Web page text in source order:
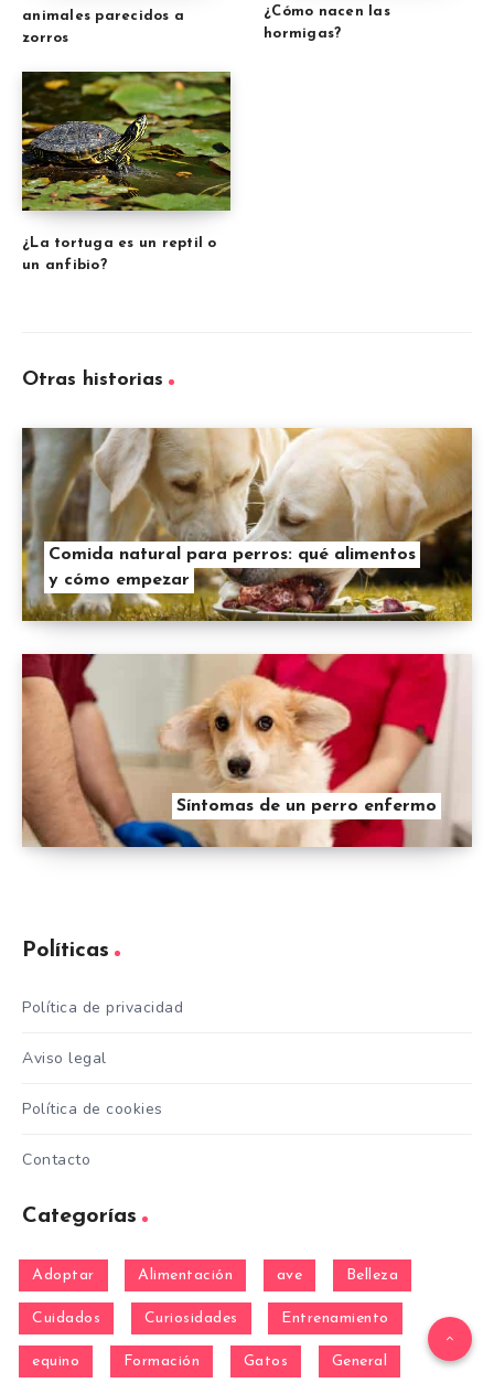
animales parecidos a
zorros
¿Cómo nacen las
hormigas?
¿La tortuga es un reptil o
un anfibio?
Otras historias
Comida natural para perros: qué alimentos
y cómo empezar
Síntomas de un perro enfermo
Políticas
Política de privacidad
Aviso legal
Política de cookies
Contacto
Categorías
Adoptar Alimentación ave Belleza
Cuidados Curiosidades Entrenamiento
equino Formación Gatos General